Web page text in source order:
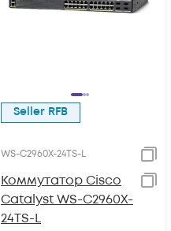
Seller RFB
WS-C2960X-24TS-L
Коммутатор Cisco
Catalyst WS-C2960X-
24TS-L